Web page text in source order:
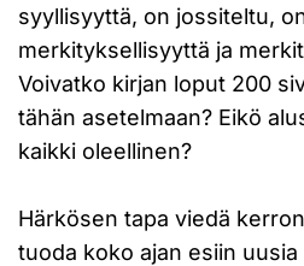
syyllisyyttä, on jossiteltu,
merkityksellisyyttä ja
Voivatko kirjan loput 200
tähän asetelmaan? Eikö
kaikki oleellinen?
Härkösen tapa viedä
tuoda koko ajan esiin uusia